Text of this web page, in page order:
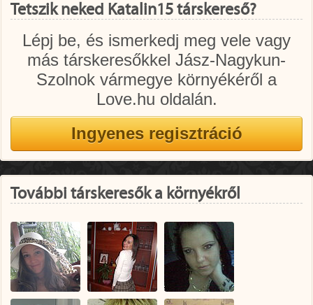
Tetszik neked Katalin15 társkereső?
Lépj be, és ismerkedj meg vele vagy
más társkeresőkkel Jász-Nagykun-
Szolnok vármegye környékéről a
Love.hu oldalán.
További társkeresők a környékről